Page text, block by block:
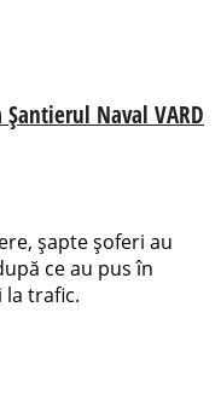
Naval VARD
șapte șoferi au
ce au pus în
trafic.